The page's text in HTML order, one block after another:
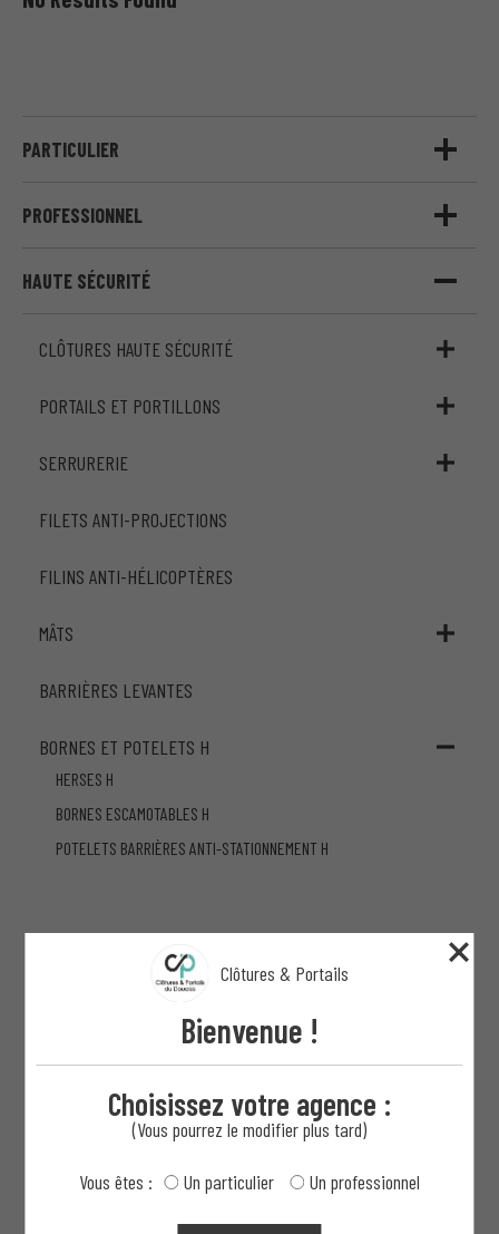
PARTICULIER
PROFESSIONNEL
HAUTE SÉCURITÉ
CLÔTURES HAUTE SÉCURITÉ
PORTAILS ET PORTILLONS
SERRURERIE
FILETS ANTI-PROJECTIONS
FILINS ANTI-HÉLICOPTÈRES
MÂTS
BARRIÈRES LEVANTES
BORNES ET POTELETS H
HERSES H
BORNES ESCAMOTABLES H
POTELETS BARRIÈRES ANTI-STATIONNEMENT H
Votre projet clé en main : de la
conception à la pose
Clôtures & Portails
Bienvenue !
Choisissez votre agence :
(Vous pourrez le modifier plus tard)
Vous êtes : Un particulier Un professionnel